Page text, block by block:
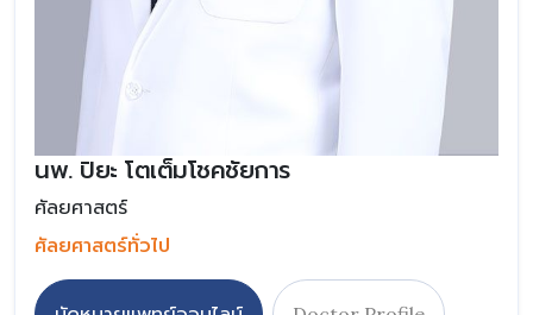
นพ. ปิยะ โตเต็มโชคชัยการ
ศัลยศาสตร์
ศัลยศาสตร์ทั่วไป